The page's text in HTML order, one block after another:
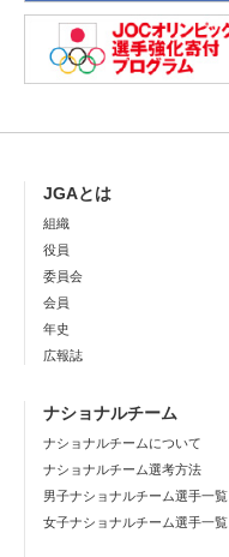
JGAとは
組織
役員
委員会
会員
年史
広報誌
ナショナルチーム
ナショナルチームについて
ナショナルチーム選考方法
男子ナショナルチーム選手一覧
女子ナショナルチーム選手一覧